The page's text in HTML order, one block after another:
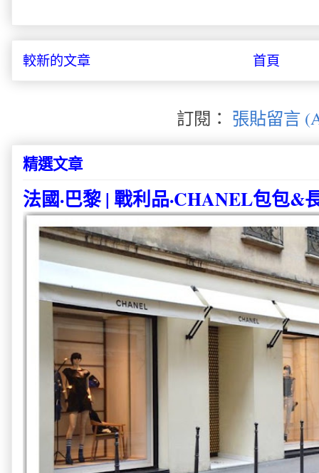
較新的文章 首頁
訂閱： 張貼留言
精選文章
法國·巴黎 | 戰利品·CHANEL包包&